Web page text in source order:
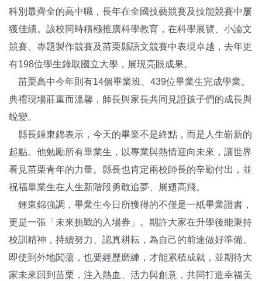
科別最齊全的高中職，長年在全國技藝競賽及技能競賽中屢
獲佳績。該校同時積極推廣科學教育，在科學展覽、小論文
競賽、專題製作競賽及苗栗縣語文競賽中表現卓越，去年更
有198位學生錄取國立大學，展現亮眼成果。
苗栗高中今年則有14個畢業班、439位畢業生完成學業。
典禮現場莊重而溫馨，師長與家長共同見證孩子們的成長與
蛻變。
縣長鍾東錦表示，今天的畢業不是終點，而是人生嶄新的
起點。他勉勵所有畢業生，以專業與熱情迎向未來，讓世界
看見苗栗青年的力量。縣長也肯定兩校師長的辛勤付出，並
祝福畢業生在人生新階段勇敢追夢、展翅高飛。
鍾東錦強調，畢業生今日所獲得的不僅是一紙畢業證書，
更是一張「未來挑戰的入場券」。期許大家在升學後能秉持
校訓精神，持續努力、認真耕耘，為自己的前途做好準備。
即使到外地闖蕩，也要經歷磨練，才能累積成就，並期待大
家未來回到苗栗，注入熱血、活力與創意，共同打造幸福美